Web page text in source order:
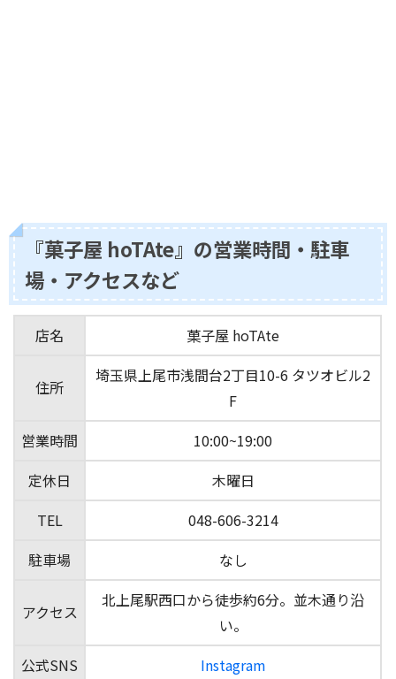
『菓子屋 hoTAte』の営業時間・駐車
場・アクセスなど
店名 菓子屋 hoTAte
住所
埼玉県上尾市浅間台2丁目10-6 タツオビル2
F
営業時間
10:00~19:00
定休日
木曜日
TEL
048-606-3214
駐車場
なし
アクセス
北上尾駅西口から徒歩約6分。並木通り沿
い。
公式SNS
Instagram